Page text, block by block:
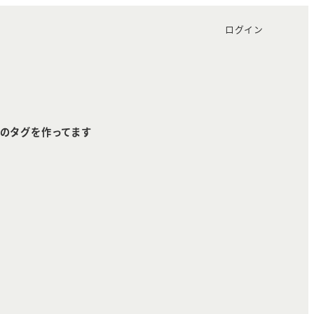
ログイン
タグを作ってます